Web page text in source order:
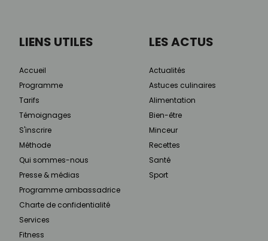
LIENS UTILES
Accueil
Programme
Tarifs
Témoignages
S'inscrire
Méthode
Qui sommes-nous
Presse & médias
Programme ambassadrice
Charte de confidentialité
Services
Fitness
LES ACTUS
Actualités
Astuces culinaires
Alimentation
Bien-être
Minceur
Recettes
Santé
Sport